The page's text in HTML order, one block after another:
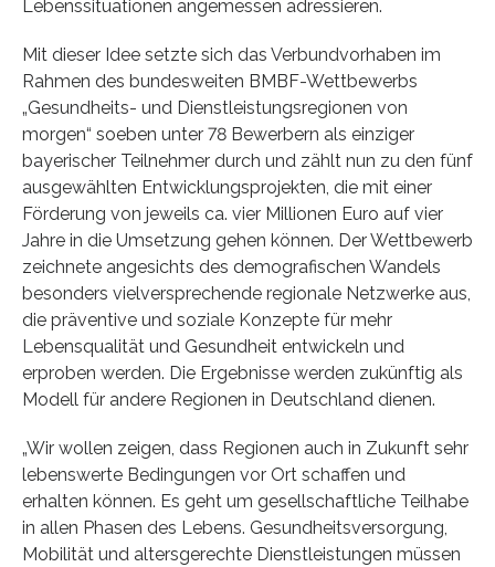
Lebenssituationen angemessen adressieren.
Mit dieser Idee setzte sich das Verbundvorhaben im
Rahmen des bundesweiten BMBF-Wettbewerbs
„Gesundheits- und Dienstleistungsregionen von
morgen“ soeben unter 78 Bewerbern als einziger
bayerischer Teilnehmer durch und zählt nun zu den fünf
ausgewählten Entwicklungsprojekten, die mit einer
Förderung von jeweils ca. vier Millionen Euro auf vier
Jahre in die Umsetzung gehen können. Der Wettbewerb
zeichnete angesichts des demografischen Wandels
besonders vielversprechende regionale Netzwerke aus,
die präventive und soziale Konzepte für mehr
Lebensqualität und Gesundheit entwickeln und
erproben werden. Die Ergebnisse werden zukünftig als
Modell für andere Regionen in Deutschland dienen.
„Wir wollen zeigen, dass Regionen auch in Zukunft sehr
lebenswerte Bedingungen vor Ort schaffen und
erhalten können. Es geht um gesellschaftliche Teilhabe
in allen Phasen des Lebens. Gesundheitsversorgung,
Mobilität und altersgerechte Dienstleistungen müssen